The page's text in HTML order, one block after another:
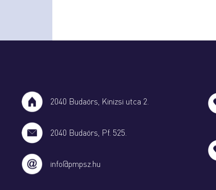
2040 Budaörs, Kinizsi utca 2.
2040 Budaörs, Pf. 525.
info@pmpsz.hu